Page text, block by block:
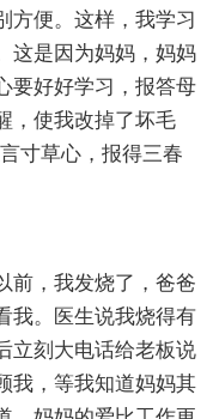
方便。这样，我学习
这是因为妈妈，妈妈
要好好学习，报答母
，使我改掉了坏毛
寸草心，报得三春
前，我发烧了，爸爸
我。医生说我烧得有
立刻大电话给老板说
我，等我知道妈妈其